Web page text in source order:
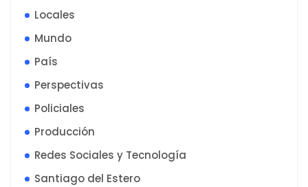
Locales
Mundo
País
Perspectivas
Policiales
Producción
Redes Sociales y Tecnología
Santiago del Estero